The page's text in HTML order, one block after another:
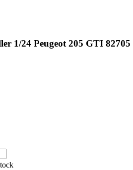
1/24 Peugeot 205 GTI 82705